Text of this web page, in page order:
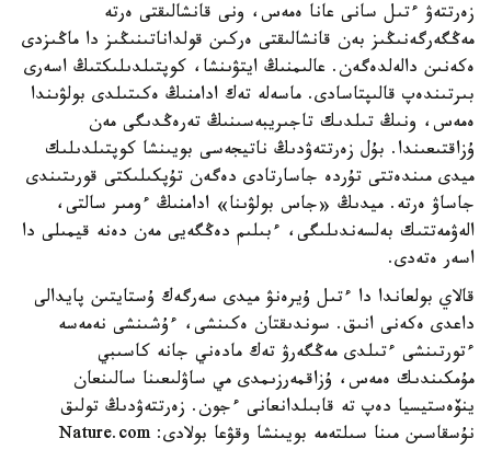
زەرتتەۋ ءتىل سانى عانا ەمەس، ونى قانشالىقتى ەرتە
مەڭگەرگەنىڭىز بەن قانشالىقتى ەركىن قولداناتىنىڭىز دا ماڭىزدى
ەكەنىن دالەلدەگەن. عالىمنىڭ ايتۋىنشا، كوپتىلدىلىكتىڭ اسەرى
بىرتىندەپ قالىپتاسادى. ماسەلە تەك ادامنىڭ ەكىتىلدى بولۋىندا
ەمەس، ونىڭ تىلدىك تاجىريبەسىنىڭ تەرەڭدىگى مەن
ۇزاقتىعىندا. بۇل زەرتتەۋدىڭ ناتيجەسى بويىنشا كوپتىلدىلىك
ميدى مىندەتتى تۇردە جاسارتادى دەگەن تۇپكىلىكتى قورىتىندى
جاساۋ ەرتە. ميدىڭ «جاس بولۋىنا» ادامنىڭ ءومىر سالتى،
الەۋمەتتىك بەلسەندىلىگى، ءبىلىم دەڭگەيى مەن دەنە قيمىلى دا
اسەر ەتەدى.
قالاي بولعاندا دا ءتىل ۇيرەنۋ ميدى سەرگەك ۇستايتىن پايدالى
داعدى ەكەنى انىق. سوندىقتان ەكىنشى، ءۇشىنشى نەمەسە
ءتورتىنشى ءتىلدى مەڭگەرۋ تەك مادەني جانە كاسىبي
مۇمكىندىك ەمەس، ۇزاقمەرزىمدى مي ساۋلىعىنا سالىنعان
ينۆەستيسيا دەپ تە قابىلدانعانى ءجون. زەرتتەۋدىڭ تولىق
نۇسقاسىن مىنا سىلتەمە بويىنشا وقۋعا بولادى: Nature.com